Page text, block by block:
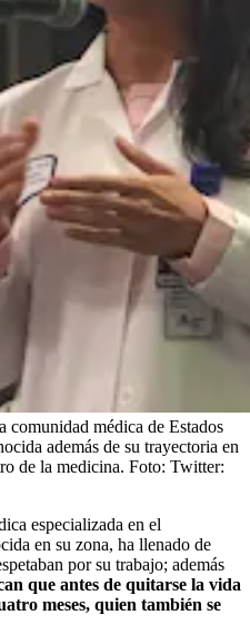
comunidad médica de Estados
además de su trayectoria en
de la medicina. Foto: Twitter:
especializada en el
en su zona, ha llenado de
por su trabajo; además
que antes de quitarse la vida
meses, quien también se